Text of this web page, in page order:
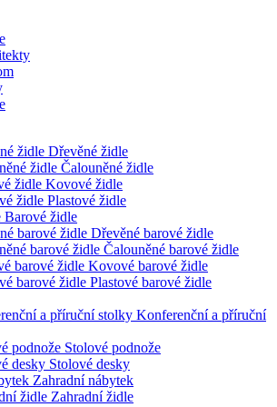
Dřevěné židle
Čalouněné židle
Kovové židle
Plastové židle
Barové židle
Dřevěné barové židle
Čalouněné barové židle
Kovové barové židle
Plastové barové židle
Konferenční a příruční
Stolové podnože
Stolové desky
Zahradní nábytek
Zahradní židle